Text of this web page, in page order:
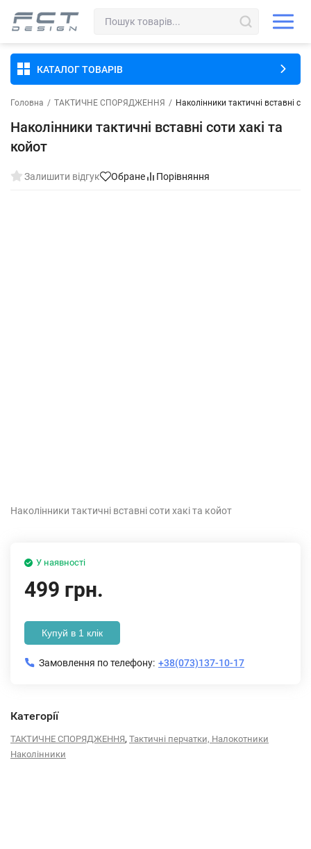
КАТАЛОГ ТОВАРІВ
Головна / ТАКТИЧНЕ СПОРЯДЖЕННЯ / Наколінники тактичні вставні
Наколінники тактичні вставні соти хакі та
койот
Залишити відгук Обране Порівняння
Наколінники тактичні вставні соти хакі та койот
У наявності
499 грн.
Купуй в 1 клік
Замовлення по телефону: +38(073)137-10-17
Категорії
ТАКТИЧНЕ СПОРЯДЖЕННЯ, Тактичні перчатки, Налокотники
Наколінники